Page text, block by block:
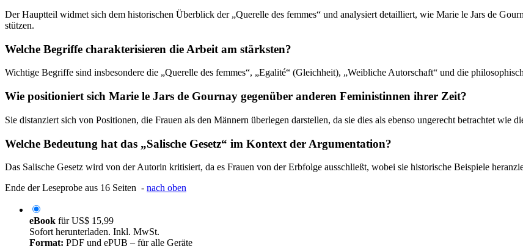
Der Hauptteil widmet sich dem historischen Überblick der „Querelle des femmes“ und analysiert detailliert, wie Marie le Jars de
stützen.
Welche Begriffe charakterisieren die Arbeit am stärksten?
Wichtige Begriffe sind insbesondere die „Querelle des femmes“, „Egalité“ (Gleichheit), „Weibliche Autorschaft“ und die
Wie positioniert sich Marie le Jars de Gournay gegenüber anderen Feministinnen ihrer Zeit?
Sie distanziert sich von Positionen, die Frauen als den Männern überlegen darstellen, da sie dies als ebenso ungerecht betrachtet
Welche Bedeutung hat das „Salische Gesetz“ im Kontext der Argumentation?
Das Salische Gesetz wird von der Autorin kritisiert, da es Frauen von der Erbfolge ausschließt, wobei sie historische Beispiele
Ende der Leseprobe aus 16 Seiten - nach oben
eBook fürUS$ 15,99
Sofort herunterladen. Inkl. MwSt.
Format: PDF und ePUB – für alle Geräte